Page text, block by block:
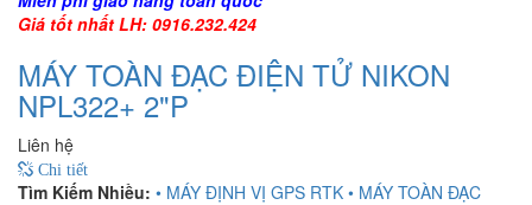
Giá tốt nhất LH: 0916.232.424
MÁY TOÀN ĐẠC ĐIỆN TỬ NIKON
NPL322+ 2"P
Liên hệ
Chi tiết
Tìm Kiếm Nhiều: • MÁY ĐỊNH VỊ GPS RTK • MÁY TOÀN ĐẠC